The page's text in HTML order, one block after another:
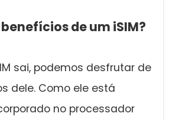
de um iSIM?
sai, podemos desfrutar de
dele. Como ele está
no processador